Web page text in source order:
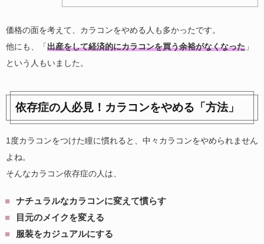
価格の面を考えて、カラコンをやめる人も多かったです。
他にも、「出産をして経済的にカラコンを買う余裕がなくなった 」
という人もいました。
依存症の人必見！カラコンをやめる「方法」
1度カラコンをつけた瞳に慣れると、中々カラコンをやめられません
よね。
そんなカラコン依存症の人は、
ナチュラルなカラコンに変えて慣らす
目元のメイクを変える
服装をカジュアルにする